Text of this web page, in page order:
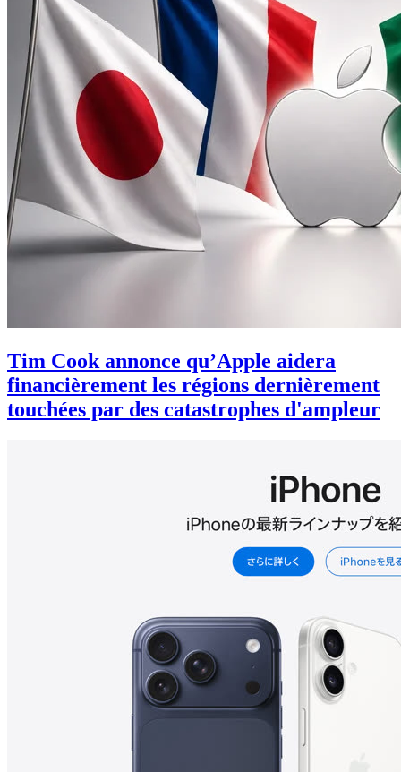
Tim Cook annonce qu’Apple aidera
financièrement les régions dernièrement
touchées par des catastrophes d'ampleur